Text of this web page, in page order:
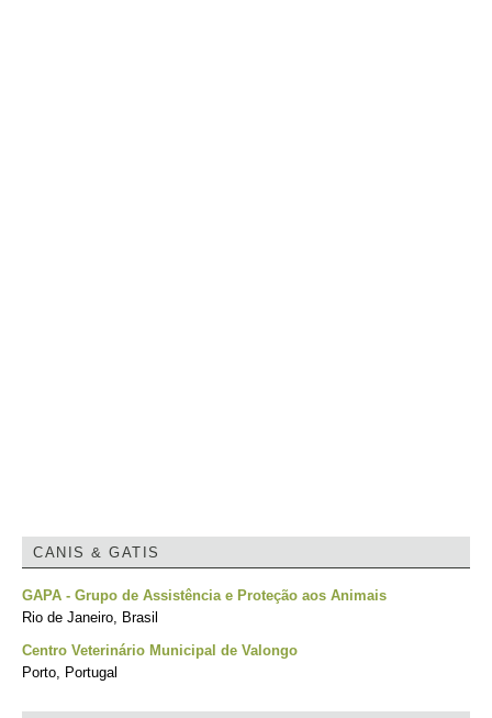
CANIS & GATIS
GAPA - Grupo de Assistência e Proteção aos Animais
Rio de Janeiro, Brasil
Centro Veterinário Municipal de Valongo
Porto, Portugal